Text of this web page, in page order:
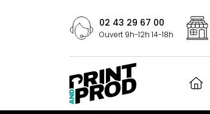
02 43 29 67 00
Ouvert 9h-12h 14-18h